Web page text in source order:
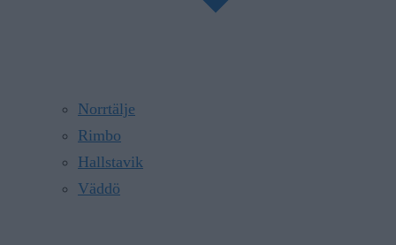
Norrtälje
Rimbo
Hallstavik
Väddö